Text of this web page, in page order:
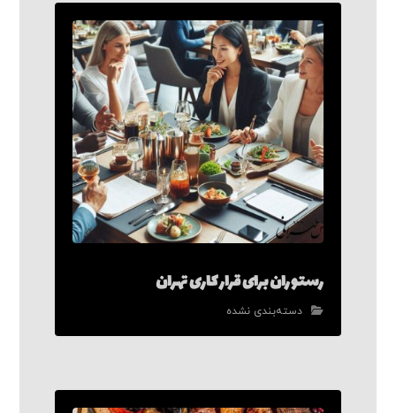
رستوران برای قرار کاری تهران
دسته‌بندی نشده